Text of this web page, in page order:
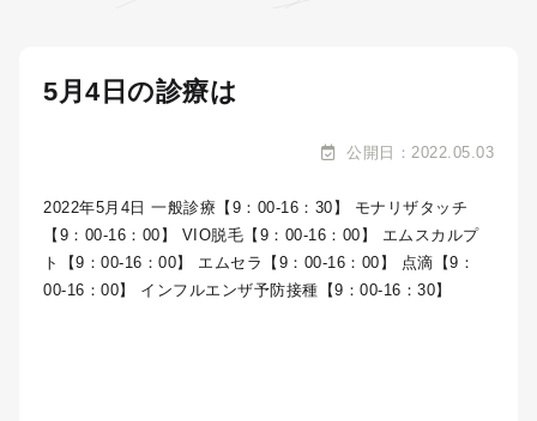
5月4日の診療は
公開日：2022.05.03
2022年5月4日 一般診療【9：00-16：30】 モナリザタッチ
【9：00-16：00】 VIO脱毛【9：00-16：00】 エムスカルプ
ト【9：00-16：00】 エムセラ【9：00-16：00】 点滴【9：
00-16：00】 インフルエンザ予防接種【9：00-16：30】